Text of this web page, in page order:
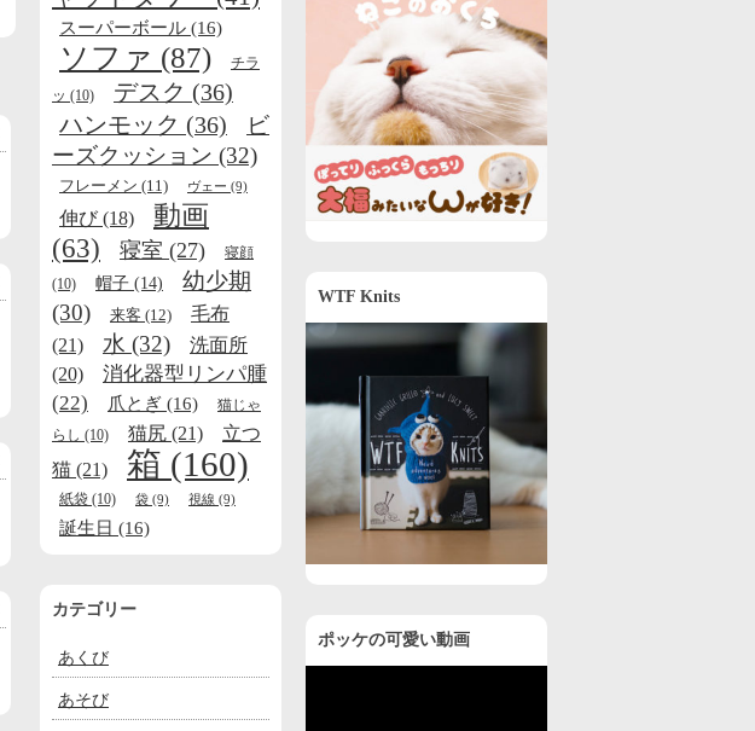
スーパーボール (16)
ソファ (87)
チラ
ッ (10) デスク (36)
ハンモック (36)
ビ
ーズクッション (32)
フレーメン (11) ヴェー (9)
伸び (18)
動画
(63)
寝室 (27)
寝顔
(10)
帽子 (14)
幼少期
(30)
来客 (12)
毛布
(21)
水 (32)
洗面所
(20)
消化器型リンパ腫
(22)
爪とぎ (16)
猫じゃ
らし (10) 猫尻 (21)
立つ
猫 (21) 箱 (160)
紙袋 (10) 袋 (9) 視線 (9)
誕生日 (16)
カテゴリー
あくび
あそび
WTF Knits
ポッケの可愛い動画